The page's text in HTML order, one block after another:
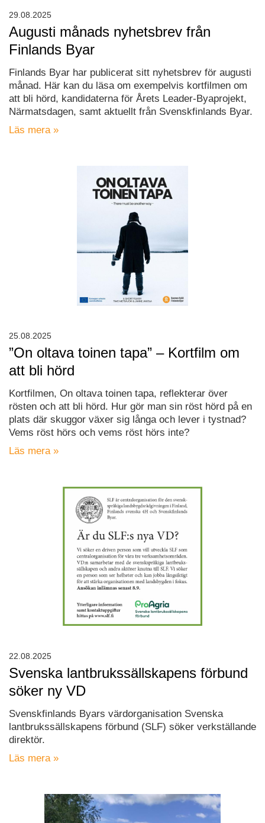
Augusti månads nyhetsbrev från
Finlands Byar
Finlands Byar har publicerat sitt nyhetsbrev för augusti
månad. Här kan du läsa om exempelvis kortfilmen om
att bli hörd, kandidaterna för Årets Leader-Byaprojekt,
Närmatsdagen, samt aktuellt från Svenskfinlands Byar.
Läs mera »
29.08.2025
”On oltava toinen tapa” – Kortfilm om
att bli hörd
Kortfilmen, On oltava toinen tapa, reflekterar över
rösten och att bli hörd. Hur gör man sin röst hörd på en
plats där skuggor växer sig långa och lever i tystnad?
Vems röst hörs och vems röst hörs inte?
Läs mera »
25.08.2025
Svenska lantbrukssällskapens förbund
söker ny VD
Svenskfinlands Byars värdorganisation Svenska
lantbrukssällskapens förbund (SLF) söker verkställande
direktör.
Läs mera »
22.08.2025